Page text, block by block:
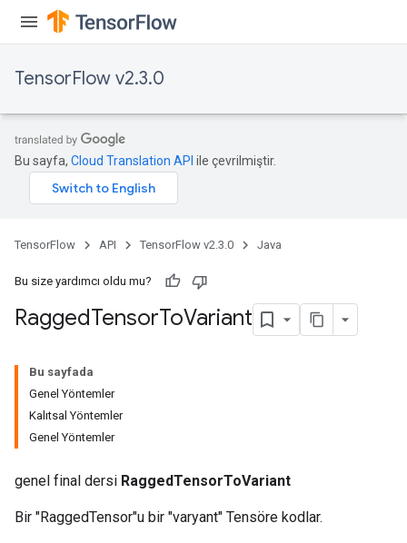
TensorFlow v2.3.0
Bu sayfa, Cloud Translation API ile çevrilmiştir.
TensorFlow API TensorFlow v2.3.0 Java
Bu size yardımcı oldu mu?
RaggedTensorToVariant
Bu sayfada
Genel Yöntemler
Kalıtsal Yöntemler
Genel Yöntemler
genel final dersi RaggedTensorToVariant
Bir "RaggedTensor"u bir "varyant" Tensöre kodlar.